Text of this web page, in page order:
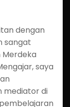
dengan
sangat
saya
mediator di